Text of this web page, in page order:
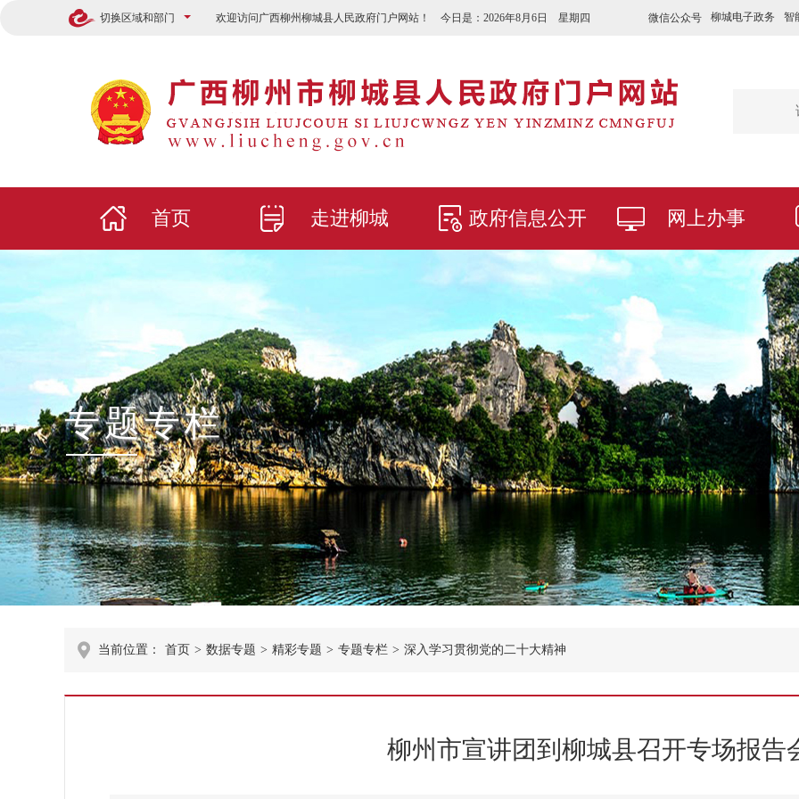
切换区域和部门 微信公众号 柳城电子政务 智
欢迎访问广西柳州柳城县人民政府门户网站！ 今日是： 2026年8月6日 星期四
首页 走进柳城 政府信息公开 网上办事
专题专栏
当前位置： 首页 > 数据专题 > 精彩专题 > 专题专栏 > 深入学习贯彻党的二十大精神
柳州市宣讲团到柳城县召开专场报告